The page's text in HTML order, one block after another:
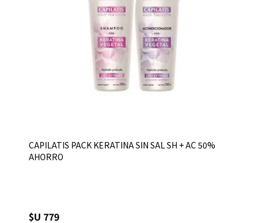
CAPILATIS PACK KERATINA SIN SAL SH + AC 50%
AHORRO
$U 779